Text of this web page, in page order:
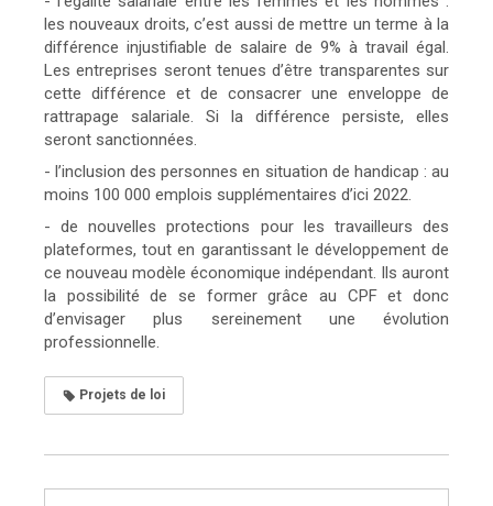
les nouveaux droits, c’est aussi de mettre un terme à la
différence injustifiable de salaire de 9% à travail égal.
Les entreprises seront tenues d’être transparentes sur
cette différence et de consacrer une enveloppe de
rattrapage salariale. Si la différence persiste, elles
seront sanctionnées.
- l’inclusion des personnes en situation de handicap : au
moins 100 000 emplois supplémentaires d’ici 2022.
- de nouvelles protections pour les travailleurs des
plateformes, tout en garantissant le développement de
ce nouveau modèle économique indépendant. Ils auront
la possibilité de se former grâce au CPF et donc
d’envisager plus sereinement une évolution
professionnelle.
Projets de loi